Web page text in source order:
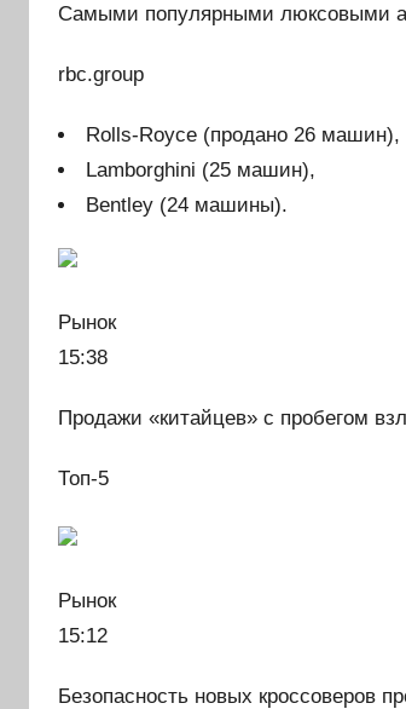
Самыми популярными люксовыми
rbc.group
Rolls-Royce (продано 26 машин),
Lamborghini (25 машин),
Bentley (24 машины).
Рынок
15:38
Продажи «китайцев» с пробегом
Топ-5
Рынок
15:12
Безопасность новых кроссоверов